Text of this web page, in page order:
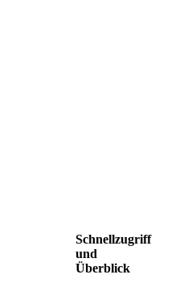
Schnellzugriff
und
Überblick